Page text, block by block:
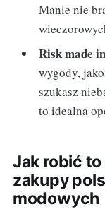
Manie nie
Risk made
wygody,
szukasz
to idealna
Jak robić
zakupy
modowych